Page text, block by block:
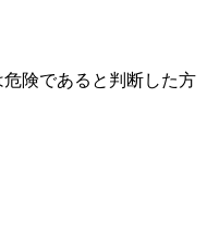
険であると判断した方